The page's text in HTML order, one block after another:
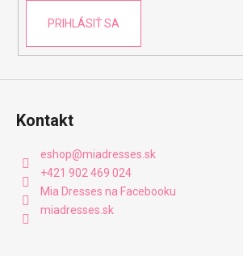
PRIHLÁSIŤ SA
Kontakt
eshop@miadresses.sk
+421 902 469 024
Mia Dresses na Facebooku
miadresses.sk